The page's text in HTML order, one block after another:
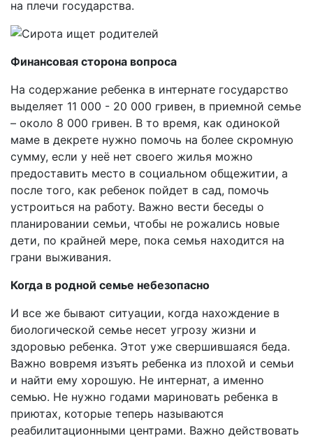
на плечи государства.
Финансовая сторона вопроса
На содержание ребенка в интернате государство
выделяет 11 000 - 20 000 гривен, в приемной семье
– около 8 000 гривен. В то время, как одинокой
маме в декрете нужно помочь на более скромную
сумму, если у неё нет своего жилья можно
предоставить место в социальном общежитии, а
после того, как ребенок пойдет в сад, помочь
устроиться на работу. Важно вести беседы о
планировании семьи, чтобы не рожались новые
дети, по крайней мере, пока семья находится на
грани выживания.
Когда в родной семье небезопасно
И все же бывают ситуации, когда нахождение в
биологической семье несет угрозу жизни и
здоровью ребенка. Этот уже свершившаяся беда.
Важно вовремя изъять ребенка из плохой и семьи
и найти ему хорошую. Не интернат, а именно
семью. Не нужно годами мариновать ребенка в
приютах, которые теперь называются
реабилитационными центрами. Важно действовать